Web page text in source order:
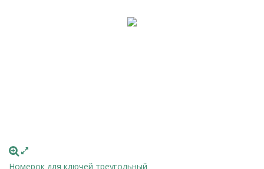
Номерок для ключей треугольный